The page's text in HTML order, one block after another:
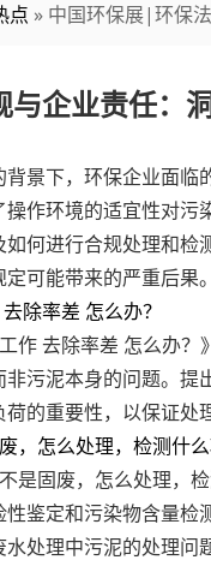
点 » 中国环保展|环保
企业责任：
景下，环保企业面
作环境的适宜性对
何进行合规处理和
可能带来的严重后果
除率差 怎么办？
作 去除率差 怎么办
污泥本身的问题。
的重要性，以保证处
怎么处理，检测什么
是固废，怎么处理，
鉴定和污染物含量
处理中污泥的处理问